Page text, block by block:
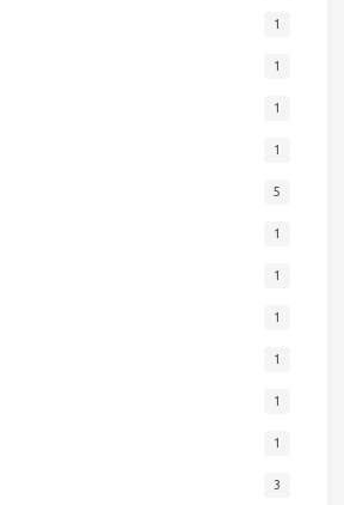
1
1
1
1
5
1
1
1
1
1
1
3